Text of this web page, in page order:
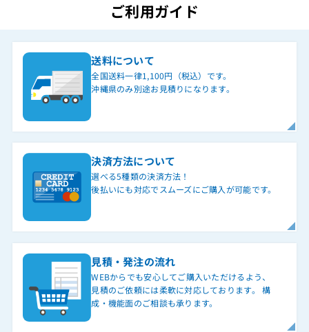
ご利用ガイド
送料について
全国送料一律1,100円（税込）です。
沖縄県のみ別途お見積りになります。
決済方法について
選べる5種類の決済方法！
後払いにも対応でスムーズにご購入が可能です。
見積・発注の流れ
WEBからでも安心してご購入いただけるよう、
見積のご依頼には柔軟に対応しております。 構
成・機能面のご相談も承ります。